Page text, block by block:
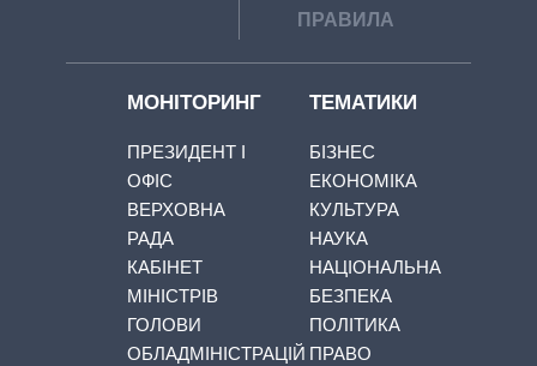
ПРАВИЛА
МОНІТОРИНГ
ПРЕЗИДЕНТ І
ОФІС
ВЕРХОВНА
РАДА
КАБІНЕТ
МІНІСТРІВ
ГОЛОВИ
ОБЛАДМІНІСТРАЦІЙ
ТЕМАТИКИ
БІЗНЕС
ЕКОНОМІКА
КУЛЬТУРА
НАУКА
НАЦІОНАЛЬНА
БЕЗПЕКА
ПОЛІТИКА
ПРАВО